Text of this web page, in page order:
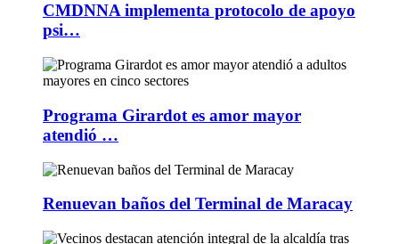
CMDNNA implementa protocolo de apoyo
psi…
Programa Girardot es amor mayor
atendió …
Renuevan baños del Terminal de Maracay